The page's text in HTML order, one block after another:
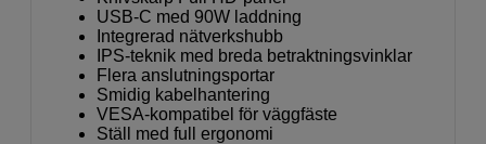
USB-C med 90W laddning
Integrerad nätverkshubb
IPS-teknik med breda betraktningsvinklar
Flera anslutningsportar
Smidig kabelhantering
VESA-kompatibel för väggfäste
Ställ med full ergonomi